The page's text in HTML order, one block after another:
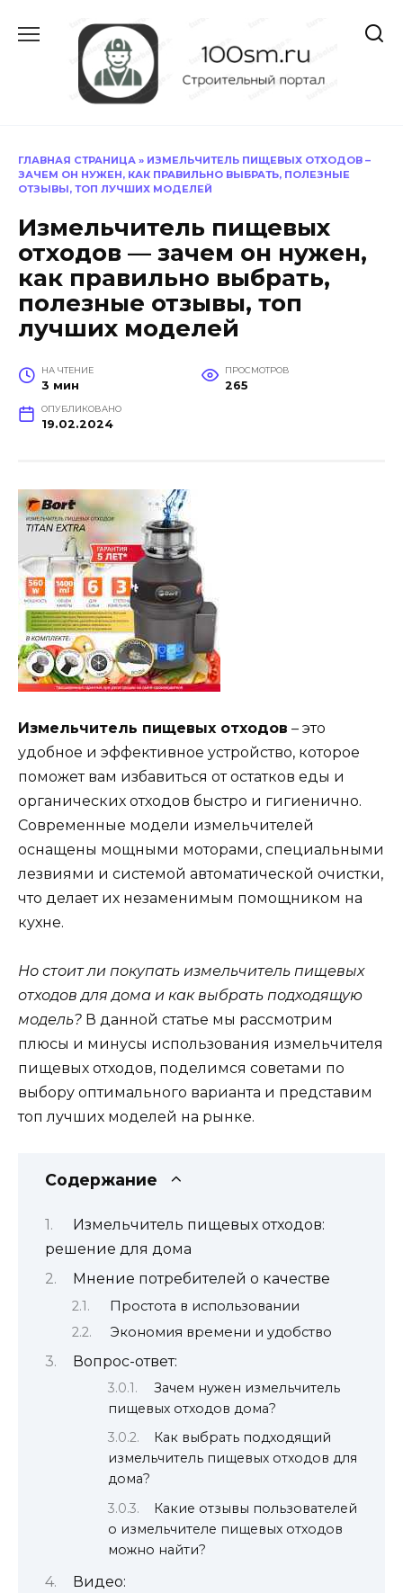
содержанию
ГЛАВНАЯ СТРАНИЦА » ИЗМЕЛЬЧИТЕЛЬ ПИЩЕВЫХ ОТХОДОВ –
ЗАЧЕМ ОН НУЖЕН, КАК ПРАВИЛЬНО ВЫБРАТЬ, ПОЛЕЗНЫЕ
ОТЗЫВЫ, ТОП ЛУЧШИХ МОДЕЛЕЙ
Измельчитель пищевых
отходов — зачем он нужен,
как правильно выбрать,
полезные отзывы, топ
лучших моделей
НА ЧТЕНИЕ
3 мин
ПРОСМОТРОВ
265
ОПУБЛИКОВАНО
19.02.2024
Измельчитель пищевых отходов – это
удобное и эффективное устройство, которое
поможет вам избавиться от остатков еды и
органических отходов быстро и гигиенично.
Современные модели измельчителей
оснащены мощными моторами, специальными
лезвиями и системой автоматической очистки,
что делает их незаменимым помощником на
кухне.
Но стоит ли покупать измельчитель пищевых
отходов для дома и как выбрать подходящую
модель? В данной статье мы рассмотрим
плюсы и минусы использования измельчителя
пищевых отходов, поделимся советами по
выбору оптимального варианта и представим
топ лучших моделей на рынке.
Содержание
Измельчитель пищевых отходов:
решение для дома
Мнение потребителей о качестве
Простота в использовании
Экономия времени и удобство
Вопрос-ответ:
Зачем нужен измельчитель
пищевых отходов дома?
Как выбрать подходящий
измельчитель пищевых отходов для
дома?
Какие отзывы пользователей
о измельчителе пищевых отходов
можно найти?
Видео: